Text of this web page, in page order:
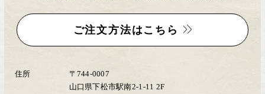
ご注文方法はこちら
住所
〒744-0007
山口県下松市駅南2-1-11 2F